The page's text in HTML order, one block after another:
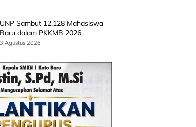
UNP Sambut 12.128 Mahasiswa
Baru dalam PKKMB 2026
3 Agustus 2026